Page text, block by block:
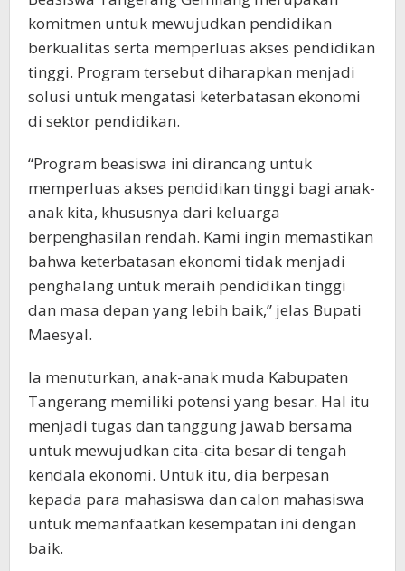
komitmen untuk mewujudkan pendidikan
berkualitas serta memperluas akses pendidikan
tinggi. Program tersebut diharapkan menjadi
solusi untuk mengatasi keterbatasan ekonomi
di sektor pendidikan.
“Program beasiswa ini dirancang untuk
memperluas akses pendidikan tinggi bagi anak-
anak kita, khususnya dari keluarga
berpenghasilan rendah. Kami ingin memastikan
bahwa keterbatasan ekonomi tidak menjadi
penghalang untuk meraih pendidikan tinggi
dan masa depan yang lebih baik,” jelas Bupati
Maesyal.
Ia menuturkan, anak-anak muda Kabupaten
Tangerang memiliki potensi yang besar. Hal itu
menjadi tugas dan tanggung jawab bersama
untuk mewujudkan cita-cita besar di tengah
kendala ekonomi. Untuk itu, dia berpesan
kepada para mahasiswa dan calon mahasiswa
untuk memanfaatkan kesempatan ini dengan
baik.